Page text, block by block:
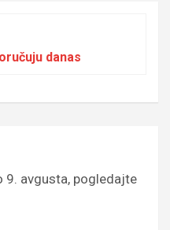
danas
9. avgusta, pogledajte